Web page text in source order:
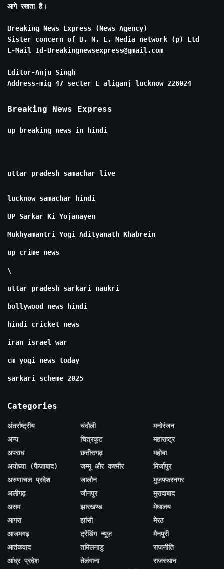
आगे रखता है।
Breaking News Express (News Agency)
Sister concern of B. N. E. Media network (p) Ltd
E-Mail Id-Breakingnewsexpress@gmail.com
Editor-Anju Singh
Address-mig 47 secter E aliganj lucknow 226024
Breaking News Express
up breaking news in hindi
uttar pradesh samachar live
lucknow samachar hindi
UP Sarkar Ki Yojanayen
Mukhyamantri Yogi Adityanath Khabrein
up crime news
\
uttar pradesh sarkari naukri
bollywood news hindi
hindi cricket news
iran israel war
cm yogi news today
sarkari scheme 2025
Categories
अंतर्राष्ट्रीय
अन्य
अपराध
अयोध्या (फैजाबाद)
अरुणाचल प्रदेश
अलीगढ़
असम
आगरा
आजमगढ़
आतंकवाद
आंध्र प्रदेश
चंदौली
चित्रकूट
छत्तीसगढ़
जम्मू और कश्मीर
जालौन
जौनपुर
झारखण्ड
झांसी
ट्रेंडिंग न्यूज़
तमिलनाडु
तेलंगाना
मनोरंजन
महाराष्ट्र
महोबा
मिर्जापुर
मुज़फ्फरनगर
मुरादाबाद
मेघालय
मेरठ
मैनपुरी
राजनीति
राजस्थान